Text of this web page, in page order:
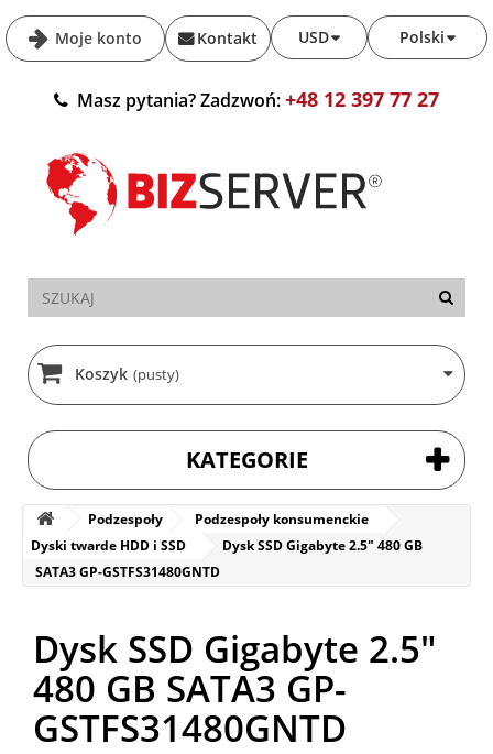
Moje konto Polski
USD
Kontakt
Masz pytania? Zadzwoń:+48 12 397 77 27
Koszyk (pusty)
KATEGORIE
Podzespoły
Podzespoły konsumenckie
Dyski twarde HDD i SSD
Dysk SSD Gigabyte 2.5" 480 GB
SATA3 GP-GSTFS31480GNTD
Dysk SSD Gigabyte 2.5"
480 GB SATA3 GP-
GSTFS31480GNTD